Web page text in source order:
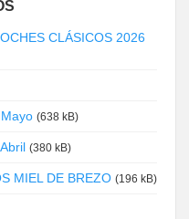
CLÁSICOS 2026
(638 kB)
(380 kB)
MIEL DE BREZO (196 kB)